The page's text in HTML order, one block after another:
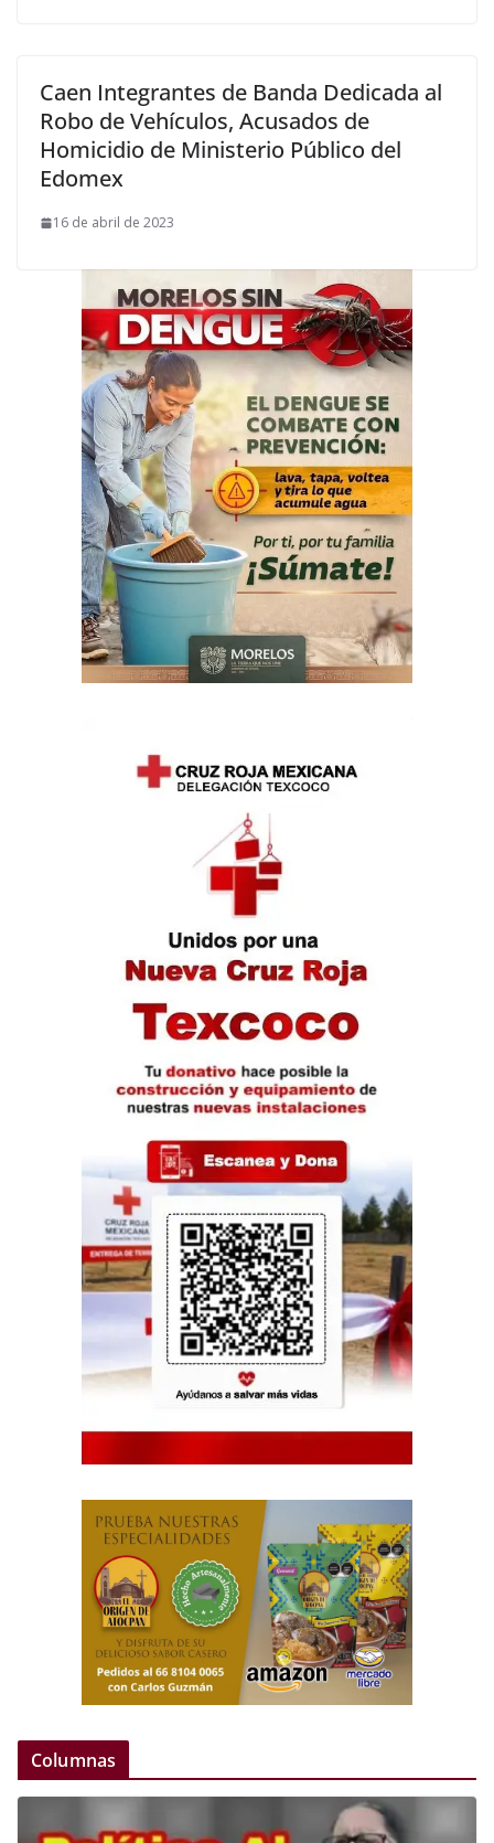
Caen Integrantes de Banda Dedicada al
Robo de Vehículos, Acusados de
Homicidio de Ministerio Público del
Edomex
16 de abril de 2023
Columnas